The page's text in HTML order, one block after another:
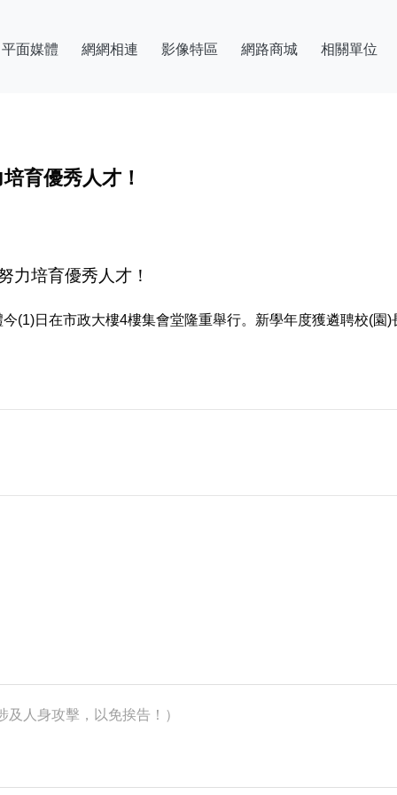
平面媒體 網網相連 影像特區 網路商城 相關單位
育優秀人才！
力培育優秀人才！
(1)日在市政大樓4樓集會堂隆重舉行。新學年度獲遴聘校(園
人身攻擊，以免挨告！）